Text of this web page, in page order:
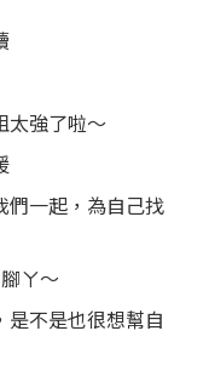
太強了啦～
們一起，為自己找
ㄚ～
是不是也很想幫自